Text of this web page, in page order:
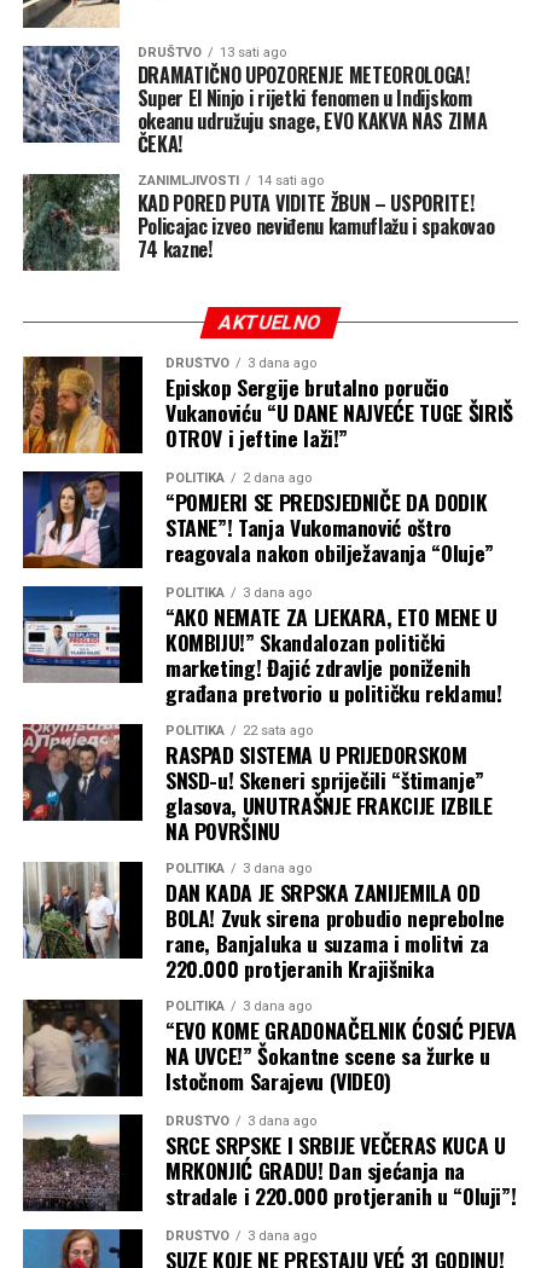
sistemski čistilo i produbljivalo tokom prethodnih
godina suše i stabilnog vremena, već se tenderi i javni
pozivi raspisuju uoči samog otvaranja biračkih mjesta?
Glas naroda vs. Botovska mašinerija: Šta
kažu komentari?
Pravi pokazatelj stanja na terenu nije saopštenje
Gradske uprave, već reakcije građana na društvenim
mrežama. Analiza komentara ispod ove vijesti jasno
oslikava duboki jaz između realnosti i stranačke
propagande.
1. Frustracija i strah stvarnih građana
Stvarni stanovnici Prijedora u komentarima ne kriju
ogorčenje. Oni koji godinama strepe od svake oblacne
noći odlično razumiju suštinu ovih predizbornih radova:
Pitanje odgovornosti i pljačke:Građani
otvoreno pitaju ko će odgovarati za ranije
propale pokušaje. „Kada će se procesuirati
izvođači iz dva neuspjela pokušaja izrade
kanalizacije, to jest pljačke? I još niko nije
uhapšen??“— pita se jedan od stanovnika.
Predizborna šminka: „Pa ove godine tolika je
obnova krenula, k’o da kopamo Panamski kanal“,
te„Al’ se vlast dala da začeprka svugdje po malo,
a ništa da ne završi do izbora… Što tako nešto nije
DRUŠTVO 13 sati ago
DRAMATIČNO UPOZORENJE METEOROLOGA!
Super El Ninjo i rijetki fenomen u Indijskom
okeanu udružuju snage, EVO KAKVA NAS ZIMA
ČEKA!
ZANIMLJIVOSTI 14 sati ago
KAD PORED PUTA VIDITE ŽBUN – USPORITE!
Policajac izveo neviđenu kamuflažu i spakovao
74 kazne!
AKTUELNO
DRUŠTVO 3 dana ago
Episkop Sergije brutalno poručio
Vukanoviću “U DANE NAJVEĆE TUGE ŠIRIŠ
OTROV i jeftine laži!”
POLITIKA 2 dana ago
“POMJERI SE PREDSJEDNIČE DA DODIK
STANE”! Tanja Vukomanović oštro
reagovala nakon obilježavanja “Oluje”
POLITIKA 3 dana ago
“AKO NEMATE ZA LJEKARA, ETO MENE U
KOMBIJU!” Skandalozan politički
marketing! Đajić zdravlje poniženih
građana pretvorio u političku reklamu!
POLITIKA 22 sata ago
RASPAD SISTEMA U PRIJEDORSKOM
SNSD-u! Skeneri spriječili “štimanje”
glasova, UNUTRAŠNJE FRAKCIJE IZBILE
NA POVRŠINU
POLITIKA 3 dana ago
DAN KADA JE SRPSKA ZANIJEMILA OD
BOLA! Zvuk sirena probudio neprebolne
rane, Banjaluka u suzama i molitvi za
220.000 protjeranih Krajišnika
POLITIKA 3 dana ago
“EVO KOME GRADONAČELNIK ĆOSIĆ PJEVA
NA UVCE!” Šokantne scene sa žurke u
Istočnom Sarajevu (VIDEO)
DRUŠTVO 3 dana ago
SRCE SRPSKE I SRBIJE VEČERAS KUCA U
MRKONJIĆ GRADU! Dan sjećanja na
stradale i 220.000 protjeranih u “Oluji”!
DRUŠTVO 3 dana ago
SUZE KOJE NE PRESTAJU VEĆ 31 GODINU!